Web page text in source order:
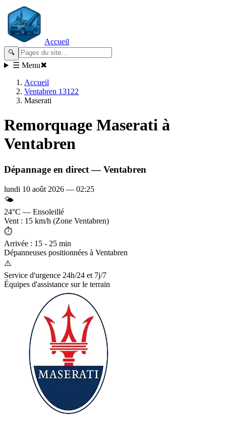
Accueil
🔍
☰ Menu✖
Accueil
Ventabren 13122
Maserati
Remorquage Maserati à
Ventabren
Dépannage en direct —Ventabren
lundi 10 août 2026 — 02:25
🌤️
24°C — Ensoleillé
Vent : 15 km/h (Zone Ventabren)
⏱️
Arrivée : 15 - 25 min
Dépanneuses positionnées à Ventabren
⚠️
Service d'urgence 24h/24 et 7j/7
Équipes d'assistance sur le terrain